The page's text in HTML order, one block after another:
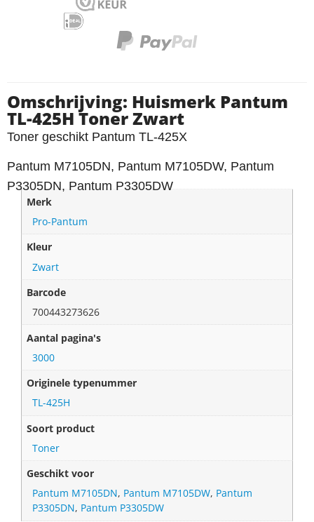
Omschrijving: Huismerk Pantum
TL-425H Toner Zwart
Toner geschikt Pantum TL-425X
Pantum M7105DN, Pantum M7105DW, Pantum
P3305DN, Pantum P3305DW
Merk
Pro-Pantum
Kleur
Zwart
Barcode
700443273626
Aantal pagina's
3000
Originele typenummer
TL-425H
Soort product
Toner
Geschikt voor
Pantum M7105DN, Pantum M7105DW, Pantum
P3305DN, Pantum P3305DW